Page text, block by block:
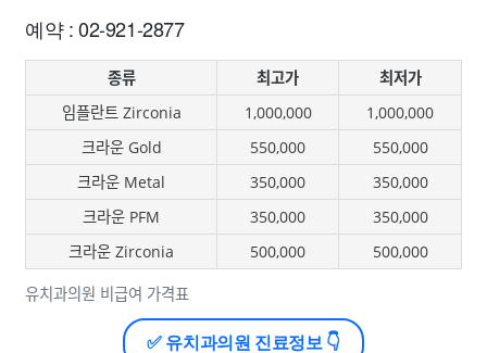
예약 : 02-921-2877
유치과의원 비급여 가격표
종류 최고가
최저가
임플란트 Zirconia
1,000,000
1,000,000
크라운 Gold
550,000
550,000
크라운 Metal
350,000
350,000
크라운 PFM
350,000
350,000
크라운 Zirconia
500,000 500,000
✅ 유치과의원 진료정보 👇